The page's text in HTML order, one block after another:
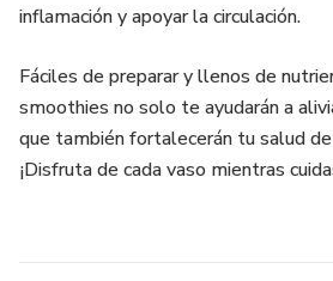
inflamación y apoyar la circulación.
Fáciles de preparar y llenos de
smoothies no solo te ayudarán a
que también fortalecerán tu salud
¡Disfruta de cada vaso mientras